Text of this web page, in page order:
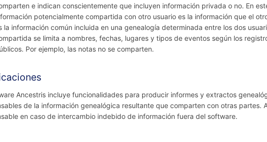
e indican conscientemente que incluyen información privada o no. En
potencialmente compartida con otro usuario es la información que el
la información común incluida en una genealogía determinada entre los dos
se limita a nombres, fechas, lugares y tipos de eventos según los
Por ejemplo, las notas no se comparten.
Ancestris incluye funcionalidades para producir informes y extractos
de la información genealógica resultante que comparten con otras partes.
en caso de intercambio indebido de información fuera del software.